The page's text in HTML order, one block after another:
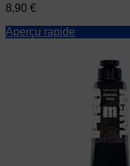
Prix
8,90 €
Aperçu rapide